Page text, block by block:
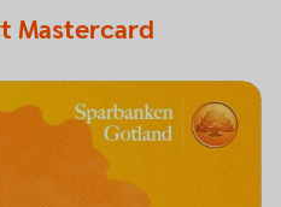
Mastercard